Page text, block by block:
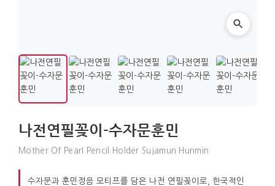
나전연필꽂이-수자문훈민
Mother Of Pearl Pencil Holder Sujamun Hunmin
수자문과 훈민정음 모티프를 담은 나전 연필꽂이로, 한국적인